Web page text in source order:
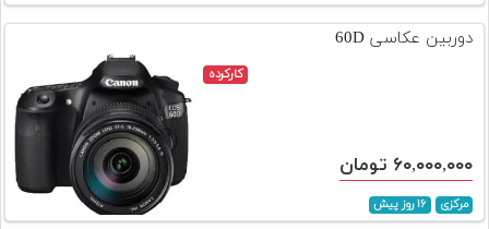
تجهیزات
دست
دوم
دوربین عکاسی 60D
کارکرده
۶۰,۰۰۰,۰۰۰ تومان
مرکزی ۱۶ روز پیش